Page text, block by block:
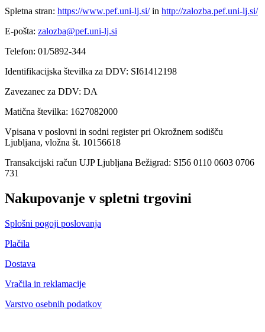
Spletna stran: https://www.pef.uni-lj.si/in http://zalozba.pef.uni-lj.si/
E-pošta: zalozba@pef.uni-lj.si
Telefon: 01/5892-344
Identifikacijska številka za DDV: SI61412198
Zavezanec za DDV: DA
Matična številka: 1627082000
Vpisana v poslovni in sodni register pri Okrožnem sodišču
Ljubljana, vložna št. 10156618
Transakcijski račun UJP Ljubljana Bežigrad: SI56 0110 0603 0706
731
Nakupovanje v spletni trgovini
Splošni pogoji poslovanja
Plačila
Dostava
Vračila in reklamacije
Varstvo osebnih podatkov